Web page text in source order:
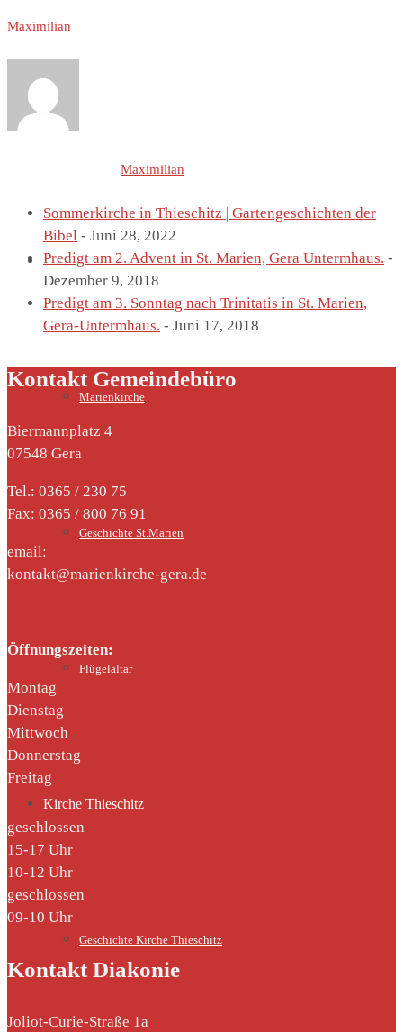
Predigten
St. Marien
Marienkirche
Geschichte St.Marien
Flügelaltar
Kirche Thieschitz
Geschichte Kirche Thieschitz
Maximilian
Maximilian
Sommerkirche in Thieschitz | Gartengeschichten der
Bibel - Juni 28, 2022
Predigt am 2. Advent in St. Marien, Gera Untermhaus. -
Dezember 9, 2018
Predigt am 3. Sonntag nach Trinitatis in St. Marien,
Gera-Untermhaus. - Juni 17, 2018
Kontakt Gemeindebüro
Biermannplatz 4
07548 Gera
Tel.: 0365 / 230 75
Fax: 0365 / 800 76 91
email:
kontakt@marienkirche-gera.de
Öffnungszeiten:
Montag
Dienstag
Mittwoch
Donnerstag
Freitag
geschlossen
15-17 Uhr
10-12 Uhr
geschlossen
09-10 Uhr
Kontakt Diakonie
Joliot-Curie-Straße 1a